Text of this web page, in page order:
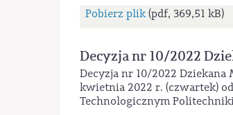
Pobierz plik(pdf, 369,51 kB)
Decyzja nr 10/2022
Decyzja nr 10/2022
kwietnia 2022 r. (czwartek)
Technologicznym